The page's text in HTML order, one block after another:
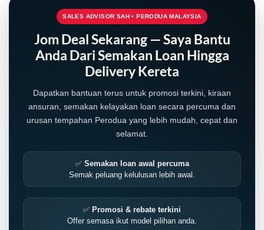
SALES ADVISOR SAH • PERODUA MALAYSIA
Jom Deal Sekarang — Saya Bantu
Anda Dari Semakan Loan Hingga
Delivery Kereta
Dapatkan bantuan terus untuk promosi terkini, kiraan
ansuran, semakan kelayakan loan secara percuma dan
urusan tempahan Perodua yang lebih mudah, cepat dan
selamat.
✅ Semakan loan awal percuma
Semak peluang kelulusan lebih awal.
✅ Promosi & rebate terkini
Offer semasa ikut model pilihan anda.